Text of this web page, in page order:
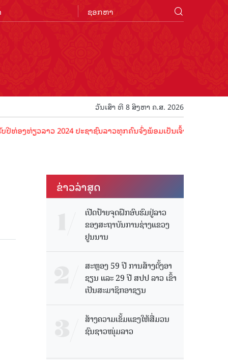
ວັນເສົາ ທີ 8 ສິງຫາ ຄ.ສ. 2026
ຽວລາວ 2024 ປະຊາຊົນລາວທຸກຄົນຈົ່ງພ້ອມເປັນເຈົ້າພາບທີ່ດີ ຕ້ອນຮັບ
ຂ່າວ​ລ່າ​ສຸດ
ເປີດປ້າຍຈຸດຝຶກອົບຮົມຢູ່ລາວ
ຂອງສະຖາບັນການຊ່າງແຂວງ
ຢູນນານ
ສະຫຼອງ 59 ປີ ການສ້າງຕັ້ງອາ
ຊຽນ ແລະ 29 ປີ ສປປ ລາວ ເຂົ້າ
ເປັນສະມາຊິກອາຊຽນ
ສ້າງຄວາມເຂັ້ມແຂງໃຫ້ສື່ມວນ
ຊົນຊາວໜຸ່ມລາວ